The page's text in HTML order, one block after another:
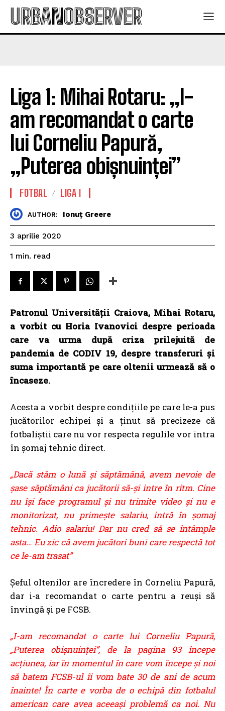
URBANOBSERVER
Liga 1: Mihai Rotaru: „I-
am recomandat o carte
lui Corneliu Papură,
„Puterea obișnuinței”
FOTBAL LIGA I
AUTHOR: Ionuț Greere
3 aprilie 2020
1 min. read
Patronul Universității Craiova, Mihai Rotaru,
a vorbit cu Horia Ivanovici despre perioada
care va urma după criza prilejuită de
pandemia de CODIV 19, despre transferuri și
suma importantă pe care oltenii urmează să o
încaseze.
Acesta a vorbit despre condițiile pe care le-a pus
jucătorilor echipei și a ținut să precizeze că
fotbaliștii care nu vor respecta regulile vor intra
în șomaj tehnic direct.
„Dacă stăm o lună și săptămână, avem nevoie de
șase săptămâni ca jucătorii să-și intre în ritm. Cine
nu își face programul și nu trimite video și nu e
monitorizat, nu primește salariu, intră în șomaj
tehnic. Adio salariu! Dar nu cred să se întâmple
asta… Eu zic că avem jucători buni care respectă tot
ce le-am trasat”
Șeful oltenilor are încredere în Corneliu Papură,
dar i-a recomandat o carte pentru a reuși să
învingă și pe FCSB.
„I-am recomandat o carte lui Corneliu Papură,
„Puterea obișnuinței”, de la pagina 93 începe
acțiunea, iar în momentul în care vom începe și noi
să batem FCSB-ul îi vom bate 30 de ani de acum
înainte! În carte e vorba de o echipă din fotbalul
american care avea aceeași problemă ca noi. Nu